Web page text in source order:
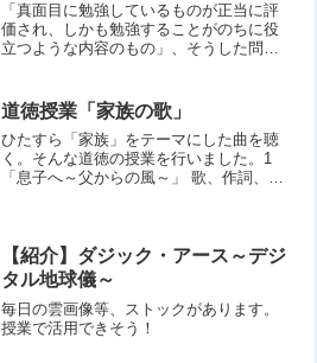
「真面目に勉強しているものが正当に評
価され、しかも勉強することがのちに役
立つような内容のもの」、そうした問題
てを問題にすれば、それが一番良いテス
トなのか。授業で話した内...
道徳授業「家族の歌」
ひたすら「家族」をテーマにした曲を聴
く。そんな道徳の授業を行いました。1
「息子へ～父からの風～」 歌、作詞、作
花菜・山田ひろし...
【紹介】ダジック・アース～デジ
タル地球儀～
毎日の雲画像等、ストックがあります。
授業で活用できそう！